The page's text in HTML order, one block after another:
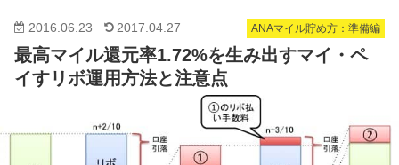
ANAマイル貯め方：準備編
2016.06.23 2017.04.27
最高マイル還元率1.72%を生み出すマイ・ペ
イすリボ運用方法と注意点